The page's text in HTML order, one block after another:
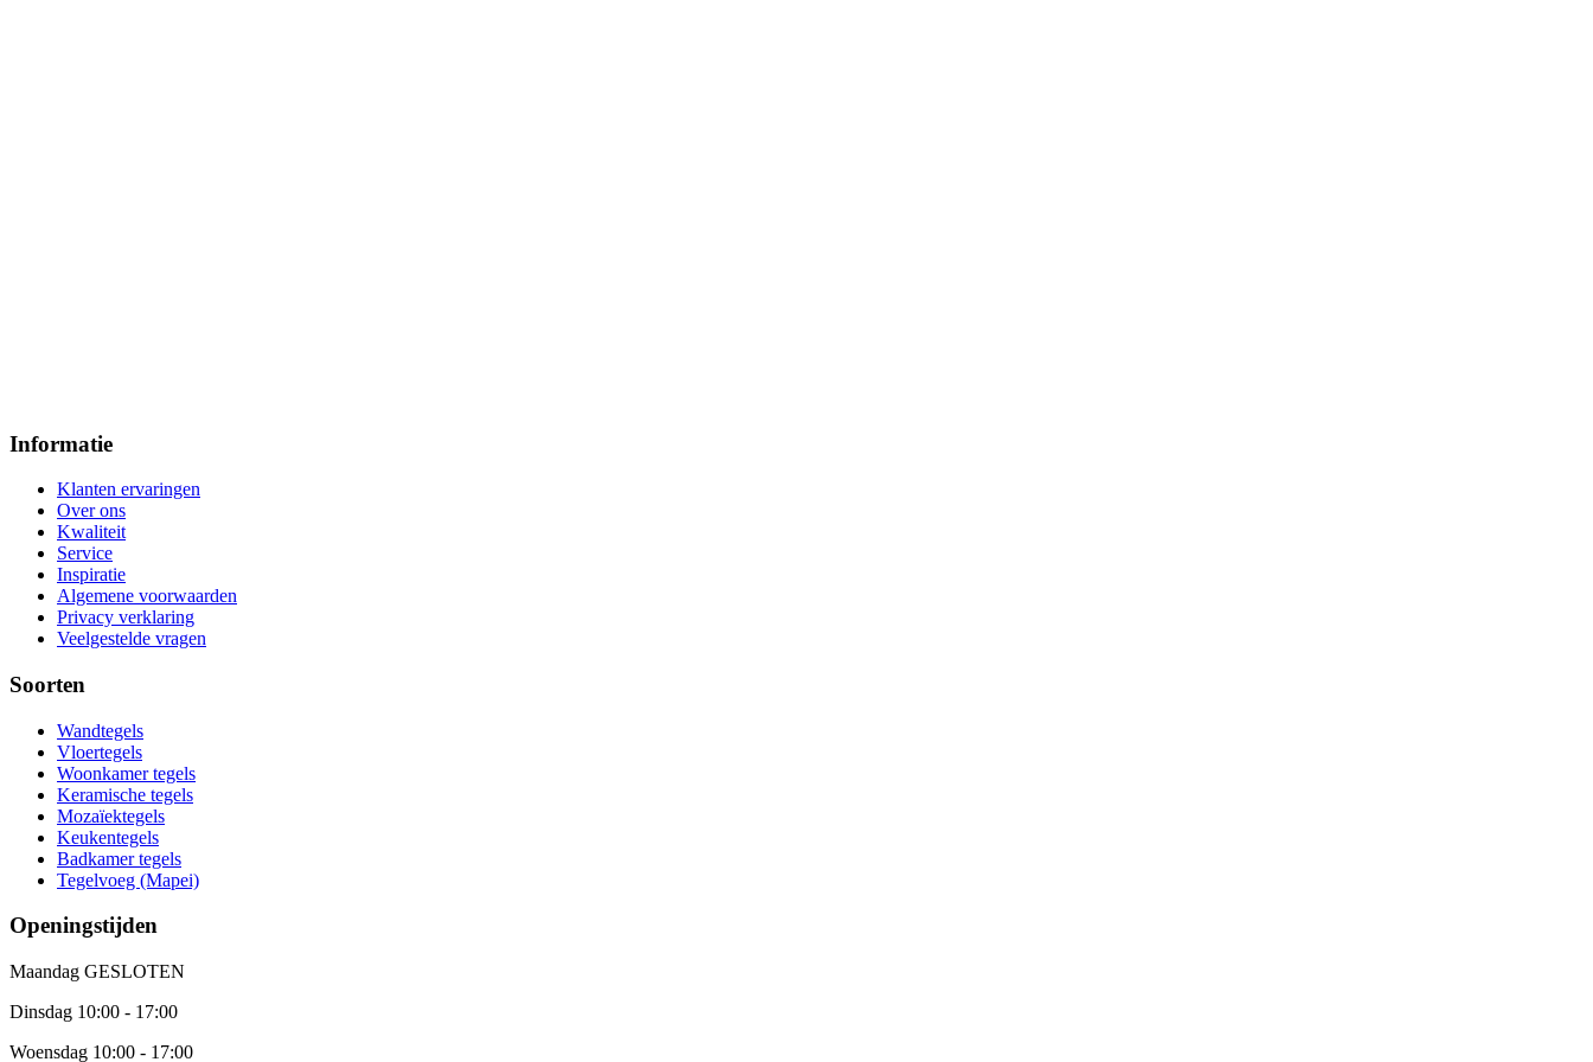
Informatie
Klanten ervaringen
Over ons
Kwaliteit
Service
Inspiratie
Algemene voorwaarden
Privacy verklaring
Veelgestelde vragen
Soorten
Wandtegels
Vloertegels
Woonkamer tegels
Keramische tegels
Mozaïektegels
Keukentegels
Badkamer tegels
Tegelvoeg (Mapei)
Openingstijden
Maandag GESLOTEN
Dinsdag 10:00 - 17:00
Woensdag 10:00 - 17:00